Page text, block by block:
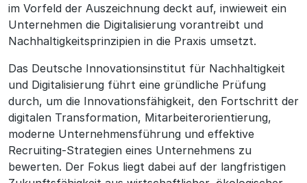
im Vorfeld der Auszeichnung deckt auf, inwieweit ein
Unternehmen die Digitalisierung vorantreibt und
Nachhaltigkeitsprinzipien in die Praxis umsetzt.
Das Deutsche Innovationsinstitut für Nachhaltigkeit
und Digitalisierung führt eine gründliche Prüfung
durch, um die Innovationsfähigkeit, den Fortschritt der
digitalen Transformation, Mitarbeiterorientierung,
moderne Unternehmensführung und effektive
Recruiting-Strategien eines Unternehmens zu
bewerten. Der Fokus liegt dabei auf der langfristigen